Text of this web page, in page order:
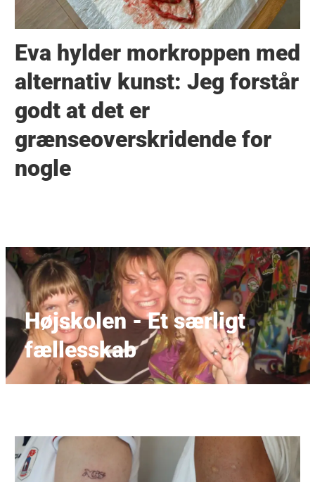
Eva hylder morkroppen med
alternativ kunst: Jeg forstår
godt at det er
grænseoverskridende for
nogle
Højskolen - Et særligt
fællesskab